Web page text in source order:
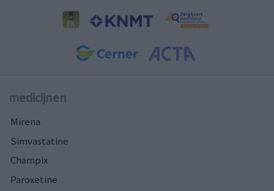
medicijnen
Mirena
Simvastatine
Champix
Paroxetine